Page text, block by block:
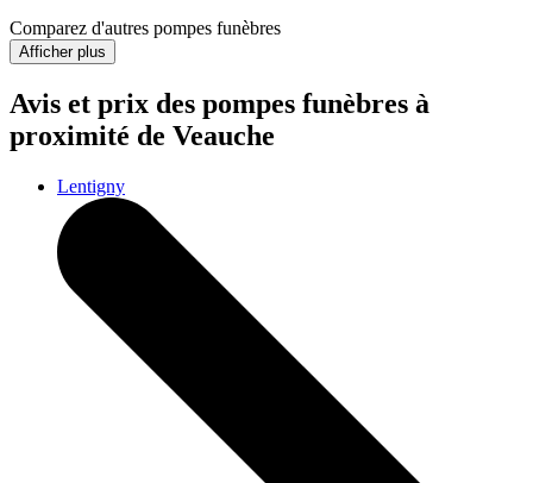
Comparez d'autres pompes funèbres
Afficher plus
Avis et prix des pompes funèbres à
proximité de Veauche
Lentigny